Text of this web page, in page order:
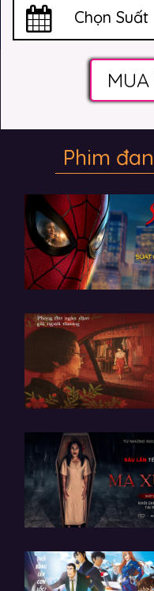
Phim